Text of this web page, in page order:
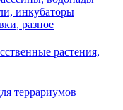
инкубаторы
разное
растения,
террариумов